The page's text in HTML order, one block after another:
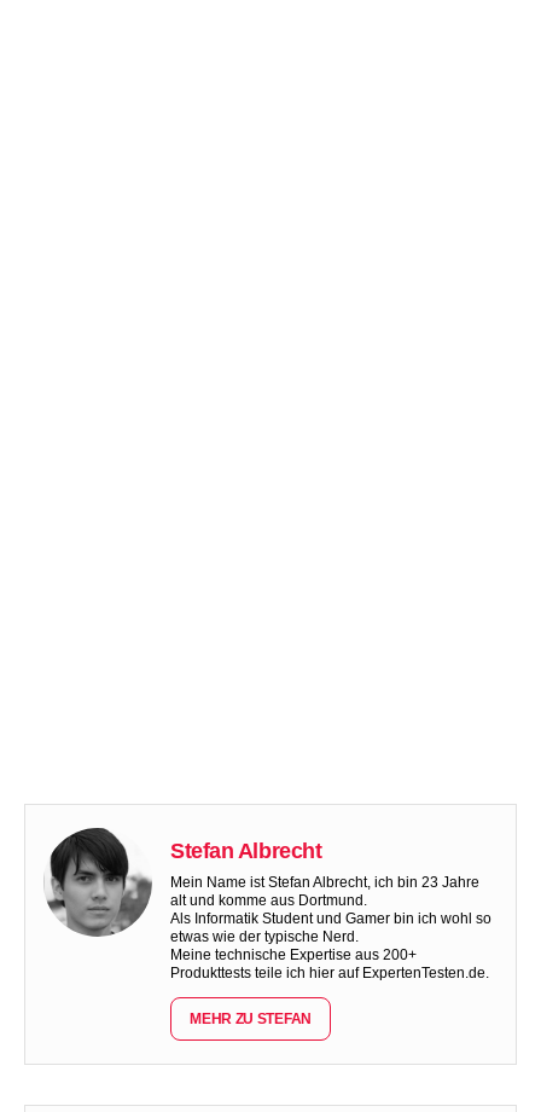
Stefan Albrecht
Mein Name ist Stefan Albrecht, ich bin 23 Jahre
alt und komme aus Dortmund.
Als Informatik Student und Gamer bin ich wohl so
etwas wie der typische Nerd.
Meine technische Expertise aus 200+
Produkttests teile ich hier auf ExpertenTesten.de.
MEHR ZU STEFAN